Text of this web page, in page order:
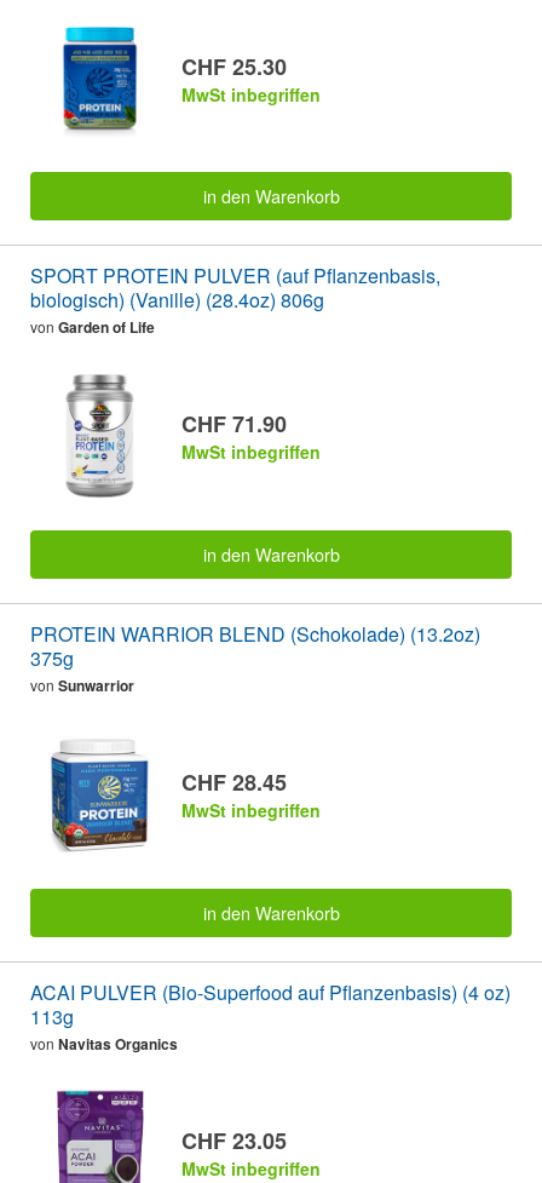
CHF 25.30
MwSt inbegriffen
in den Warenkorb
SPORT PROTEIN PULVER (auf Pflanzenbasis,
biologisch) (Vanille) (28.4oz) 806g
von Garden of Life
CHF 71.90
MwSt inbegriffen
in den Warenkorb
PROTEIN WARRIOR BLEND (Schokolade) (13.2oz)
375g
von Sunwarrior
CHF 28.45
MwSt inbegriffen
in den Warenkorb
ACAI PULVER (Bio-Superfood auf Pflanzenbasis) (4 oz)
113g
von Navitas Organics
CHF 23.05
MwSt inbegriffen